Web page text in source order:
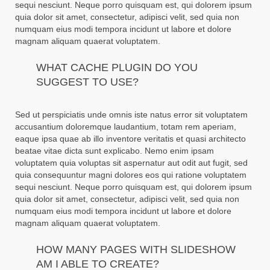
sequi nesciunt. Neque porro quisquam est, qui dolorem ipsum
quia dolor sit amet, consectetur, adipisci velit, sed quia non
numquam eius modi tempora incidunt ut labore et dolore
magnam aliquam quaerat voluptatem.
WHAT CACHE PLUGIN DO YOU
SUGGEST TO USE?
Sed ut perspiciatis unde omnis iste natus error sit voluptatem
accusantium doloremque laudantium, totam rem aperiam,
eaque ipsa quae ab illo inventore veritatis et quasi architecto
beatae vitae dicta sunt explicabo. Nemo enim ipsam
voluptatem quia voluptas sit aspernatur aut odit aut fugit, sed
quia consequuntur magni dolores eos qui ratione voluptatem
sequi nesciunt. Neque porro quisquam est, qui dolorem ipsum
quia dolor sit amet, consectetur, adipisci velit, sed quia non
numquam eius modi tempora incidunt ut labore et dolore
magnam aliquam quaerat voluptatem.
HOW MANY PAGES WITH SLIDESHOW
AM I ABLE TO CREATE?